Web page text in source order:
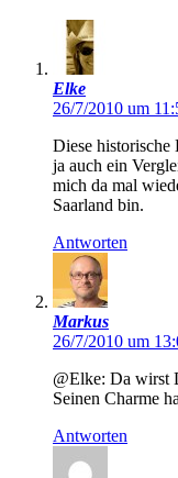
Elke
26/7/2010 um
Diese historische
ja auch ein
mich da mal
Saarland bin.
Antworten
Markus
26/7/2010 um
@Elke: Da wirst
Seinen Charme
Antworten